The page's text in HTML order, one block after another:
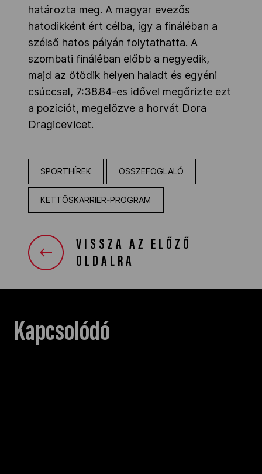
határozta meg. A magyar evezős
hatodikként ért célba, így a fináléban a
szélső hatos pályán folytathatta. A
szombati fináléban előbb a negyedik,
majd az ötödik helyen haladt és egyéni
csúccsal, 7:38.84-es idővel megőrizte ezt
a pozíciót, megelőzve a horvát Dora
Dragicevicet.
SPORTHÍREK ÖSSZEFOGLALÓ
KETTŐSKARRIER-PROGRAM
VISSZA AZ ELŐZŐ
OLDALRA
Kapcsolódó